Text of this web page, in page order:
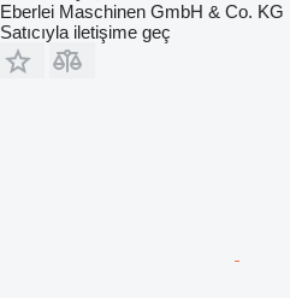
Eberlei Maschinen GmbH & Co. KG
Satıcıyla iletişime geç